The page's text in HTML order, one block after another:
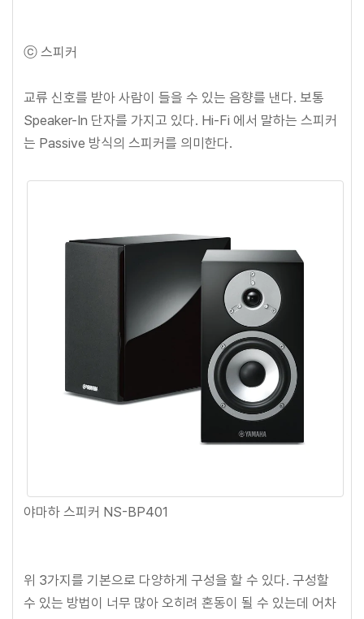
ⓒ 스피커
교류 신호를 받아 사람이 들을 수 있는 음향를 낸다. 보통
Speaker-In 단자를 가지고 있다. Hi-Fi 에서 말하는 스피커
는 Passive 방식의 스피커를 의미한다.
야마하 스피커 NS-BP401
위 3가지를 기본으로 다양하게 구성을 할 수 있다. 구성할
수 있는 방법이 너무 많아 오히려 혼동이 될 수 있는데 어차